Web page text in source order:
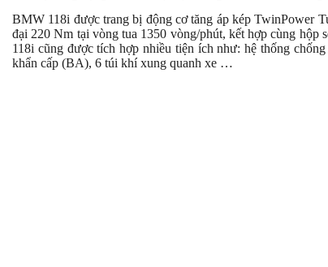
BMW 118i được trang bị động cơ tăng áp kép TwinPower
đại 220 Nm tại vòng tua 1350 vòng/phút, kết hợp cùng
118i cũng được tích hợp nhiều tiện ích như: hệ thống
khẩn cấp (BA), 6 túi khí xung quanh xe …